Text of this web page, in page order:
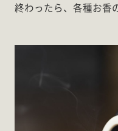
終わったら、各種お香